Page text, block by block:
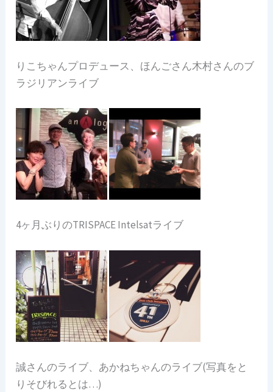
りこちゃんプロデュース、ほんごさん木村さんのブ
ラジリアンライブ
4ヶ月ぶりのTRISPACE Intelsatライブ
誠さんのライブ、あかねちゃんのライブ(写真をと
りそびれるとは…)